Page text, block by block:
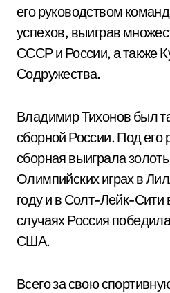
его руководством
успехов, выиграв
СССР и России, а также
Содружества.
Владимир Тихонов был
сборной России. Под его
сборная выиграла
Олимпийских играх в
году и в Солт-Лейк-Сити
случаях Россия
США.
Всего за свою